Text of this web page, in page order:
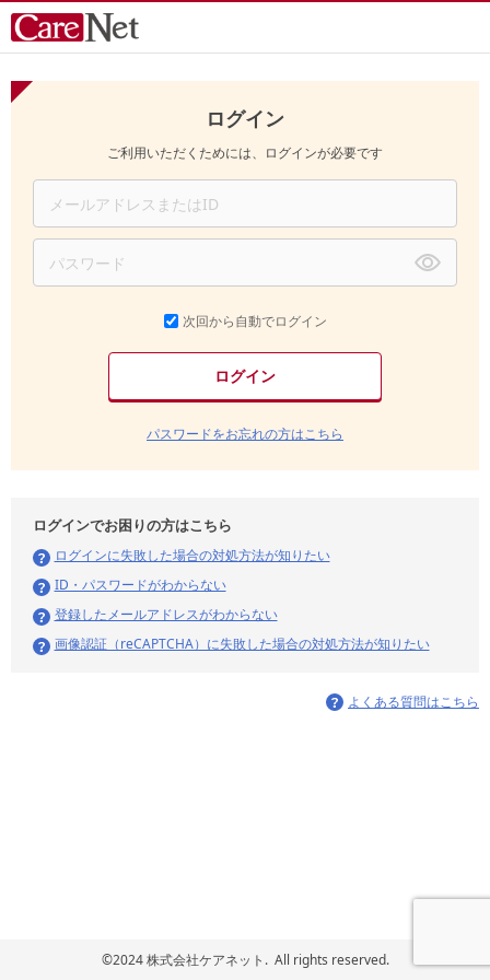
ログイン
ご利用いただくためには、ログインが必要です
次回から自動でログイン
パスワードをお忘れの方はこちら
ログインでお困りの方はこちら
ログインに失敗した場合の対処方法が知りたい
ID・パスワードがわからない
登録したメールアドレスがわからない
画像認証（reCAPTCHA）に失敗した場合の対処方法が知りたい
よくある質問はこちら
©2024 株式会社ケアネット. All rights reserved.